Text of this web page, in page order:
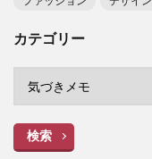
カテゴリー
検索